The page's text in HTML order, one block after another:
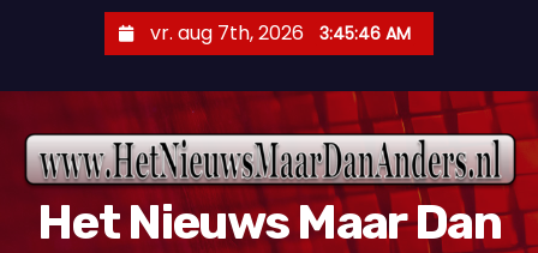
vr. aug 7th, 2026 3:45:47 AM
Het Nieuws Maar Dan